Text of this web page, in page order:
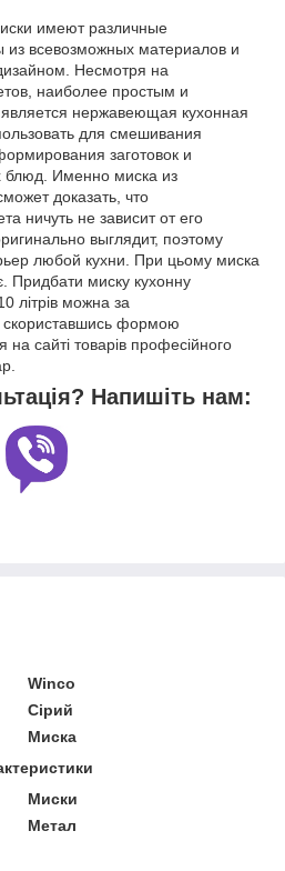
имеют различные
всевозможных материалов и
Несмотря на
наиболее простым и
нержавеющая кухонная
для смешивания
заготовок и
блюд. Именно миска из
доказать, что
ничуть не зависит от его
выглядит, поэтому
любой кухни. При цьому миска
Придбати миску кухонну
літрів можна за
скориставшись формою
на сайті товарів професійного
Напишіть нам:
Winco
Сірий
Миска
Миски
Метал